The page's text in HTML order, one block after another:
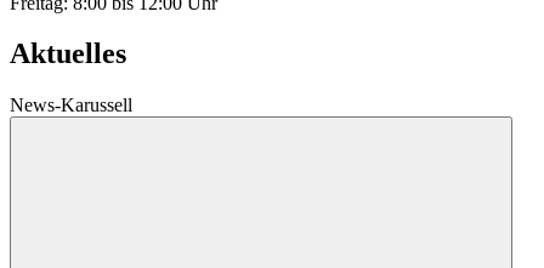
Aktuelles
News-Karussell